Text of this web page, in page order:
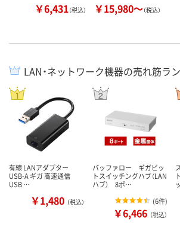
￥6,431（税込） ￥15,980～（税込）
LAN・ネットワーク機器の売れ筋ラ
有線 LANアダプター
USB-A ギガ 高速通信
USB …
￥1,480 （税込）
バッファロー ギガビッ
トスイッチングハブ（LAN
ハブ） 8ポ…
(6件)
￥6,466 （税込）